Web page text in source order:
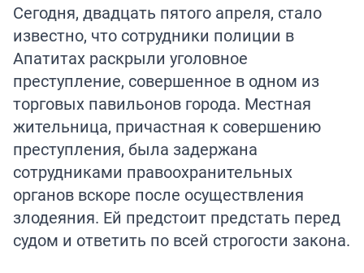
Сегодня, двадцать пятого апреля, стало
известно, что сотрудники полиции в
Апатитах раскрыли уголовное
преступление, совершенное в одном из
торговых павильонов города. Местная
жительница, причастная к совершению
преступления, была задержана
сотрудниками правоохранительных
органов вскоре после осуществления
злодеяния. Ей предстоит предстать перед
судом и ответить по всей строгости закона.